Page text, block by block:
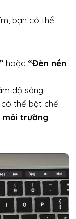
bạn có thể
hoặc “Đèn nền
độ sáng.
thể bật chế
môi trường